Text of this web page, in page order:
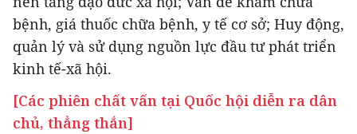
bệnh, giá thuốc chữa bệnh, y tế cơ sở; Huy động,
quản lý và sử dụng nguồn lực đầu tư phát triển
kinh tế-xã hội.
[Các phiên chất vấn tại Quốc hội diễn ra dân
chủ, thẳng thắn]